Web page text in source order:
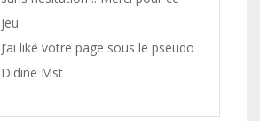
jeu
J’ai liké votre page sous le pseudo
Didine Mst